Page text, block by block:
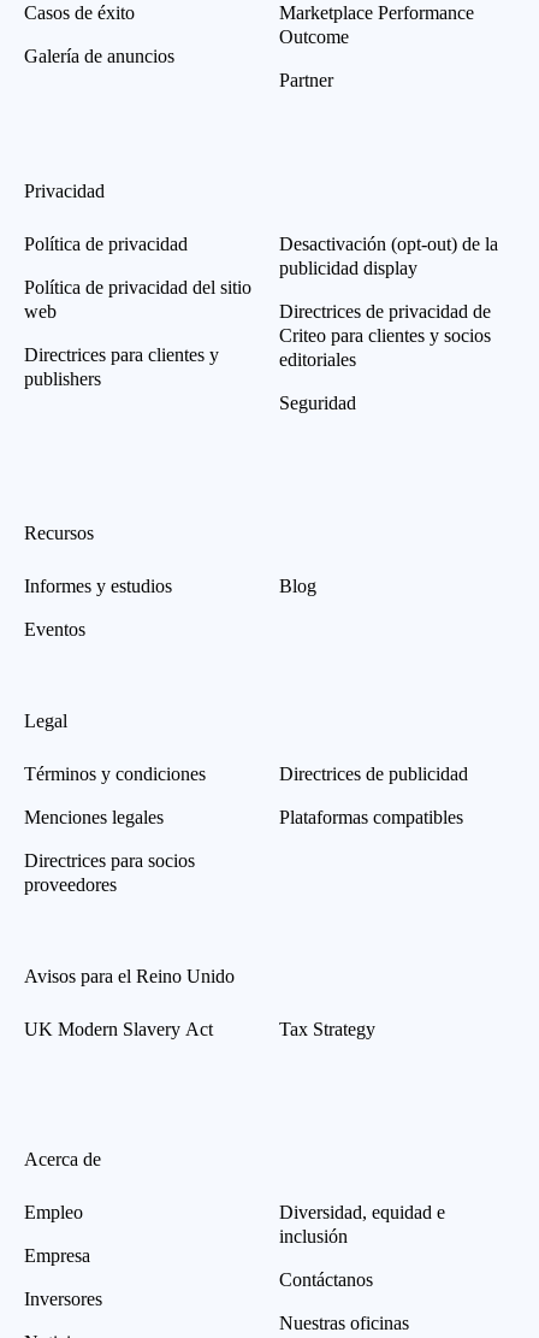
Casos de éxito
Galería de anuncios
Marketplace Performance
Outcome
Partner
Privacidad
Política de privacidad
Política de privacidad del sitio
web
Directrices para clientes y
publishers
Desactivación (opt-out) de la
publicidad display
Directrices de privacidad de
Criteo para clientes y socios
editoriales
Seguridad
Recursos
Informes y estudios
Eventos
Blog
Legal
Términos y condiciones
Menciones legales
Directrices para socios
proveedores
Directrices de publicidad
Plataformas compatibles
Avisos para el Reino Unido
UK Modern Slavery Act Tax Strategy
Acerca de
Empleo
Empresa
Inversores
Diversidad, equidad e
inclusión
Contáctanos
Nuestras oficinas